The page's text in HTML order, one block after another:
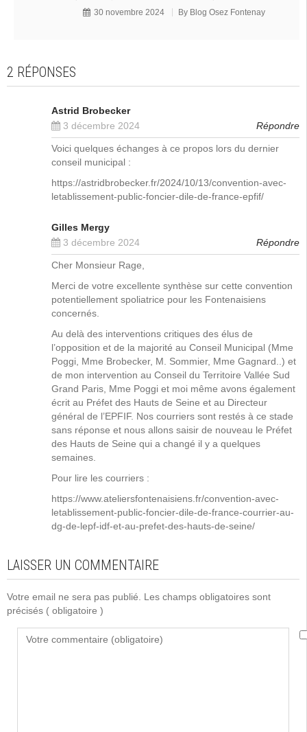
30 novembre 2024 By Blog Osez Fontenay
2 RÉPONSES
Astrid Brobecker
3 décembre 2024
Répondre
Voici quelques échanges à ce propos lors du dernier
conseil municipal :
https://astridbrobecker.fr/2024/10/13/convention-avec-
letablissement-public-foncier-dile-de-france-epfif/
Gilles Mergy
3 décembre 2024
Répondre
Cher Monsieur Rage,
Merci de votre excellente synthèse sur cette convention
potentiellement spoliatrice pour les Fontenaisiens
concernés.
Au delà des interventions critiques des élus de
l’opposition et de la majorité au Conseil Municipal (Mme
Poggi, Mme Brobecker, M. Sommier, Mme Gagnard..) et
de mon intervention au Conseil du Territoire Vallée Sud
Grand Paris, Mme Poggi et moi même avons également
écrit au Préfet des Hauts de Seine et au Directeur
général de l’EPFIF. Nos courriers sont restés à ce stade
sans réponse et nous allons saisir de nouveau le Préfet
des Hauts de Seine qui a changé il y a quelques
semaines.
Pour lire les courriers :
https://www.ateliersfontenaisiens.fr/convention-avec-
letablissement-public-foncier-dile-de-france-courrier-au-
dg-de-lepf-idf-et-au-prefet-des-hauts-de-seine/
LAISSER UN COMMENTAIRE
Votre email ne sera pas publié. Les champs obligatoires sont
précisés ( obligatoire )